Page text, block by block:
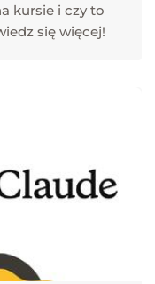
kursie i czy to
się więcej!